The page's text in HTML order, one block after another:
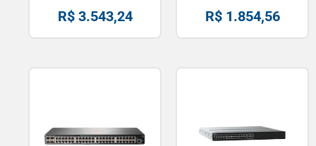
R$3.543,24 R$1.854,56